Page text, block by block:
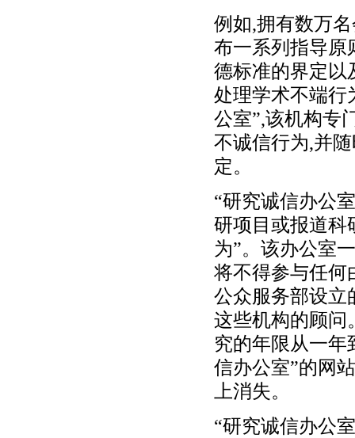
例如,拥有数万
布一系列指导原
德标准的界定以
处理学术不端行
公室”,该机构专
不诚信行为,并
定。
“研究诚信办公
研项目或报道科
为”。该办公室
将不得参与任何
公众服务部设立
这些机构的顾问
究的年限从一年
信办公室”的网
上消失。
“研究诚信办公